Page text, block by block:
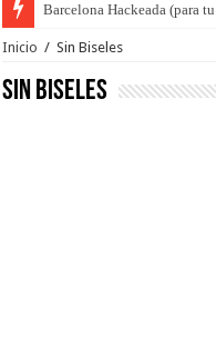
Barcelona Hackeada (para
Inicio / Sin Biseles
Sin Biseles